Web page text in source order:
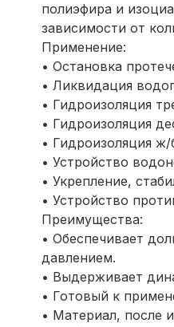
полиэфира и
зависимости от
Применение:
• Остановка
• Ликвидация
• Гидроизоляция
• Гидроизоляция
• Гидроизоляция
• Устройство
• Укрепление,
• Устройство
Преимущества:
• Обеспечивает
давлением.
• Выдерживает
• Готовый к
• Материал, после